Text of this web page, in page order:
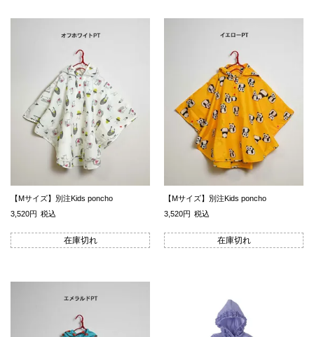
【Mサイズ】別注Kids poncho
3,520
税込
在庫切れ
【Mサイズ】別注Kids poncho
3,520
税込
在庫切れ